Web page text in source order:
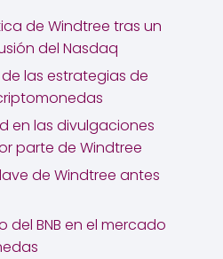
de Windtree tras un
del Nasdaq
las estrategias de
en las divulgaciones
parte de Windtree
de Windtree antes
del BNB en el mercado